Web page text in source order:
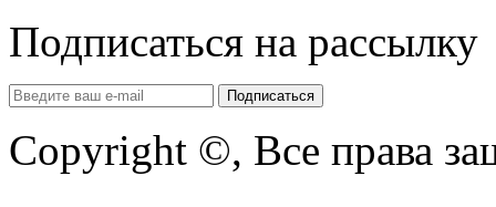
Подписаться на рассылку
Copyright ©, Все права